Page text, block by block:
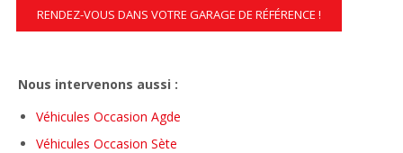
RENDEZ-VOUS DANS VOTRE GARAGE DE RÉFÉRENCE !
Nous intervenons aussi :
Véhicules Occasion Agde
Véhicules Occasion Sète